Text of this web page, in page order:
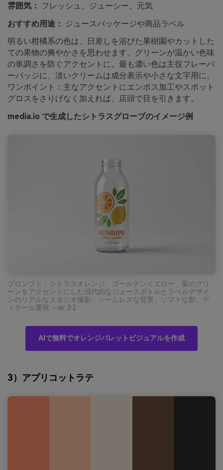
雰囲気：
フレッシュ、ジューシー、元気
おすすめ用途：
ジュースパッケージや商品ラベル
明るい柑橘系の色は、日差しを浴びた果樹園やカットした
ての果物の爽やかさを思わせます。グリーンが温かい色味
の単調さを防ぐアクセントに。最も濃い色は主役フレーバ
ーバッジに、淡いクリームは成分表示や小さな文字用に。
ワンポイント：主なアクセントにエンボス加工やスポット
グロスをさりげなく加えれば、店頭で目を引きます。
media.io で生成したシトラスグローブのイメージ例
プロンプト：シトラスオレンジ、ゴールデンイエロー、葉のグリ
ーンをアクセントにした現代的なジュースボトルとラベルデザイ
ンのリアルなスタジオ撮影、シームレスな背景、ソフトな影、デ
ィテール重視 --ar 3:2
AIで無料でオレンジパレットビジュアルを作成
3）アプリコットラテ